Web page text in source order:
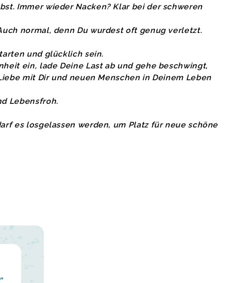
Immer wieder Nacken? Klar bei der schweren
normal, denn Du wurdest oft genug verletzt.
und glücklich sein.
ein, lade Deine Last ab und gehe beschwingt,
mit Dir und neuen Menschen in Deinem Leben
Lebensfroh.
es losgelassen werden, um Platz für neue schöne